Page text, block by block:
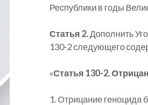
Республики в годы
Статья 2.Дополнить
130-2 следующего
«Статья 130-2.
1. Отрицание геноцида